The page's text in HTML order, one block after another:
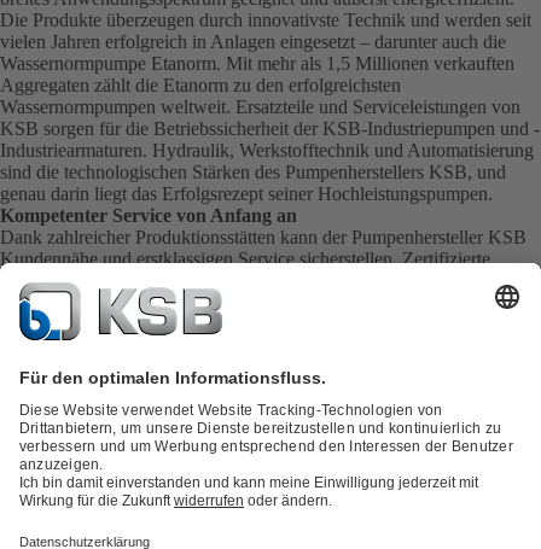
Die Produkte überzeugen durch innovativste Technik und werden seit
vielen Jahren erfolgreich in Anlagen eingesetzt – darunter auch die
Wassernormpumpe Etanorm. Mit mehr als 1,5 Millionen verkauften
Aggregaten zählt die Etanorm zu den erfolgreichsten
Wassernormpumpen weltweit. Ersatzteile und Serviceleistungen von
KSB sorgen für die Betriebssicherheit der KSB-Industriepumpen und -
Industriearmaturen. Hydraulik, Werkstofftechnik und Automatisierung
sind die technologischen Stärken des Pumpenherstellers KSB, und
genau darin liegt das Erfolgsrezept seiner Hochleistungspumpen.
Kompetenter Service von Anfang an
Dank zahlreicher Produktionsstätten kann der Pumpenhersteller KSB
Kundennähe und erstklassigen Service sicherstellen. Zertifizierte
Spezialisten mit einem umfangreichen Erfahrungsschatz sorgen für
ausgezeichnete Qualität. KSB Service übernimmt die Inbetriebnahme,
Inspektion, Wartung und Instandhaltung Ihrer Pumpen, Armaturen und
kompletten Anlagen direkt vor Ort. KSB sorgt ebenfalls für eine
schnelle Ersatzteillieferung. Somit erhalten Sie den besten Service
direkt von Ihrem Pumpenhersteller.